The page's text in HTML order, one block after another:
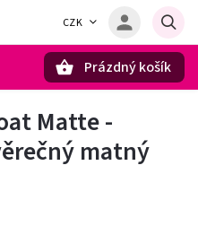
CZK
Prázdný košík
Matte -
matný